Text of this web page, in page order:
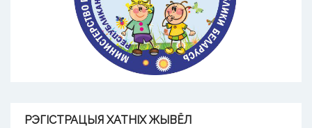
РЭГІСТРАЦЫЯ ХАТНІХ ЖЫВЁЛ